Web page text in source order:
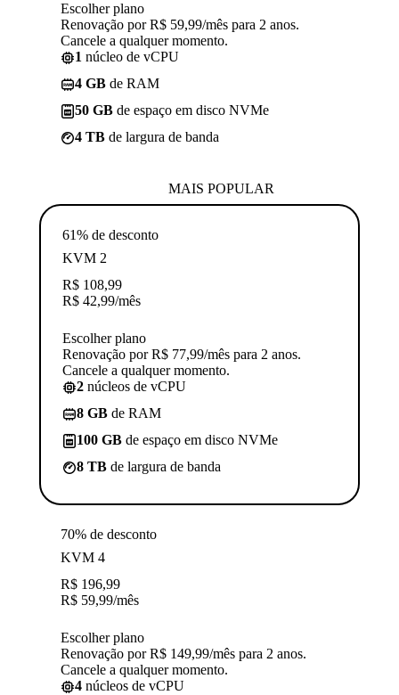
Escolher plano
Renovação por R$ 59,99/mês para 2 anos.
Cancele a qualquer momento.
1 núcleo de vCPU
4 GB de RAM
50 GB de espaço em disco NVMe
4 TB de largura de banda
MAIS POPULAR
61% de desconto
KVM 2
R$ 108,99
R$ 42,99/mês
Escolher plano
Renovação por R$ 77,99/mês para 2 anos.
Cancele a qualquer momento.
2 núcleos de vCPU
8 GB de RAM
100 GB de espaço em disco NVMe
8 TB de largura de banda
70% de desconto
KVM 4
R$ 196,99
R$ 59,99/mês
Escolher plano
Renovação por R$ 149,99/mês para 2 anos.
Cancele a qualquer momento.
4 núcleos de vCPU